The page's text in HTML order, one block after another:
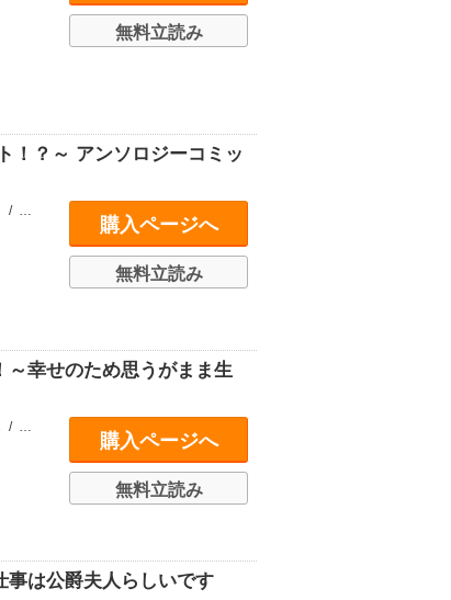
無料立読み
！？～ アンソロジーコミッ
/ 三月べに 鈴宮
購入ページへ
無料立読み
幸せのため思うがまま生
/ 三香 丸井ばさし
購入ページへ
無料立読み
事は公爵夫人らしいです